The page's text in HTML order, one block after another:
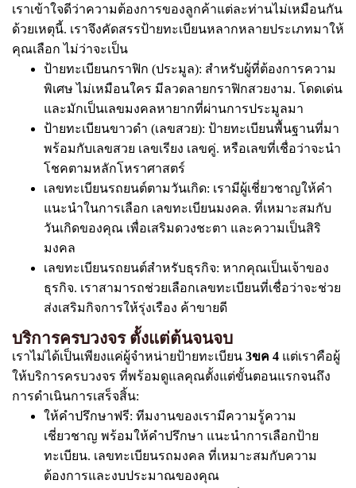
เราเข้าใจดีว่าความต้องการของลูกค้าแต่ละท่านไม่เหมือนกัน
ด้วยเหตุนี้. เราจึงคัดสรรป้ายทะเบียนหลากหลายประเภทมาให้
คุณเลือก ไม่ว่าจะเป็น
ป้ายทะเบียนกราฟิก (ประมูล): สำหรับผู้ที่ต้องการความ
พิเศษ ไม่เหมือนใคร มีลวดลายกราฟิกสวยงาม. โดดเด่น
และมักเป็นเลขมงคลหายากที่ผ่านการประมูลมา
ป้ายทะเบียนขาวดำ (เลขสวย): ป้ายทะเบียนพื้นฐานที่มา
พร้อมกับเลขสวย เลขเรียง เลขคู่. หรือเลขที่เชื่อว่าจะนำ
โชคตามหลักโหราศาสตร์
เลขทะเบียนรถยนต์ตามวันเกิด: เรามีผู้เชี่ยวชาญให้คำ
แนะนำในการเลือก เลขทะเบียนมงคล. ที่เหมาะสมกับ
วันเกิดของคุณ เพื่อเสริมดวงชะตา และความเป็นสิริ
มงคล
เลขทะเบียนรถยนต์สำหรับธุรกิจ: หากคุณเป็นเจ้าของ
ธุรกิจ. เราสามารถช่วยเลือกเลขทะเบียนที่เชื่อว่าจะช่วย
ส่งเสริมกิจการให้รุ่งเรือง ค้าขายดี
บริการครบวงจร ตั้งแต่ต้นจนจบ
เราไม่ได้เป็นเพียงแค่ผู้จำหน่ายป้ายทะเบียน 3ขค 4 แต่เราคือผู้
ให้บริการครบวงจร ที่พร้อมดูแลคุณตั้งแต่ขั้นตอนแรกจนถึง
การดำเนินการเสร็จสิ้น:
ให้คำปรึกษาฟรี: ทีมงานของเรามีความรู้ความ
เชี่ยวชาญ พร้อมให้คำปรึกษา แนะนำการเลือกป้าย
ทะเบียน. เลขทะเบียนรถมงคล ที่เหมาะสมกับความ
ต้องการและงบประมาณของคุณ